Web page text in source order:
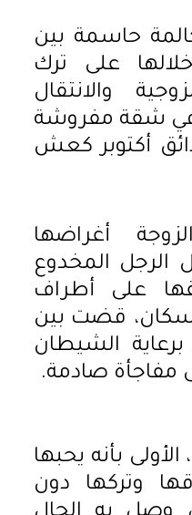
حاسمة بين
على ترك
والانتقال
شقة مفروشة
أكتوبر كعش
أغراضها
الرجل المخدوع
على أطراف
قضت بين
الشيطان
مفاجأة صادمة.
بأنه يحبها
وتركها دون